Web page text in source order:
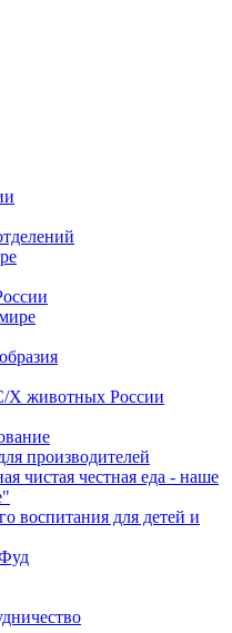
Х животных России
производителей
чистая честная еда - наше
воспитания для детей и